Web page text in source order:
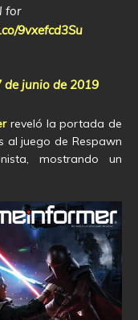
for
9vxefcd3Su
de junio de 2019
reveló la portada de
al juego de Respawn
mostrando un